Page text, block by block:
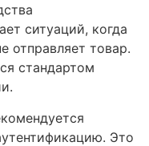
ситуаций, когда
отправляет товар.
стандартом
Это